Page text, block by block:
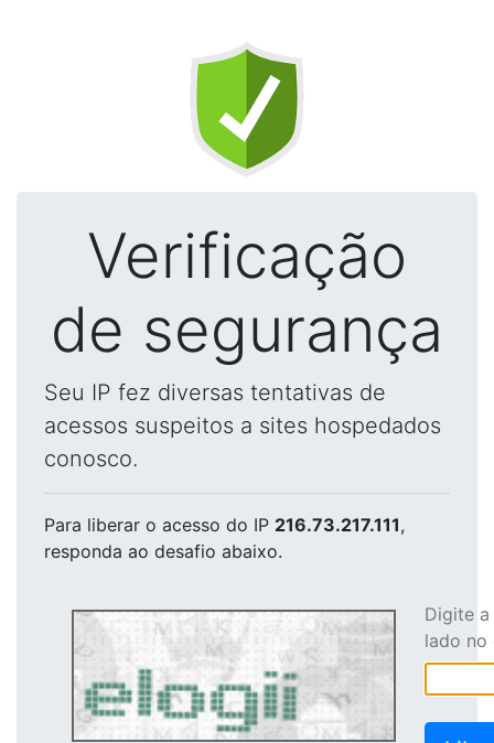
Verificação
de segurança
Seu IP fez diversas tentativas de
acessos suspeitos a sites hospedados
conosco.
Para liberar o acesso do IP 216.73.217.111,
responda ao desafio abaixo.
Digite
lado no